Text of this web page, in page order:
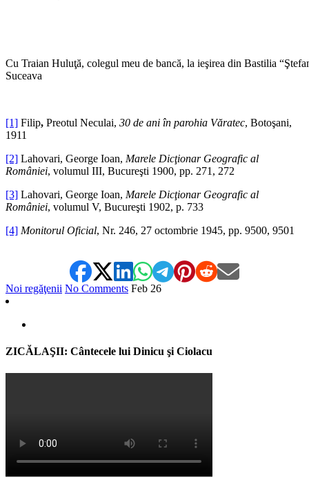
Cu Traian Huluţă, colegul meu de bancă, la ieşirea din Bastilia
Suceava
[1] Filip, Preotul Neculai, 30 de ani în parohia Văratec, Botoşani,
1911
[2] Lahovari, George Ioan, Marele Dicţionar Geografic al
României, volumul III, Bucureşti 1900, pp. 271, 272
[3] Lahovari, George Ioan, Marele Dicţionar Geografic al
României, volumul V, Bucureşti 1902, p. 733
[4] Monitorul Oficial, Nr. 246, 27 octombrie 1945, pp. 9500, 9501
Noi regăţenii No Comments Feb 26
ZICĂLAŞII: Cântecele lui Dinicu şi Ciolacu